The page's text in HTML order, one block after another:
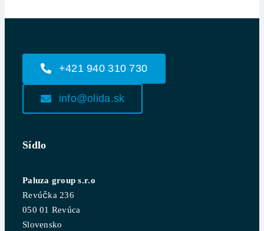
+421 940 310 730
info@olida.sk
Sídlo
Paluza group s.r.o
Revúčka 236
050 01 Revúca
Slovensko